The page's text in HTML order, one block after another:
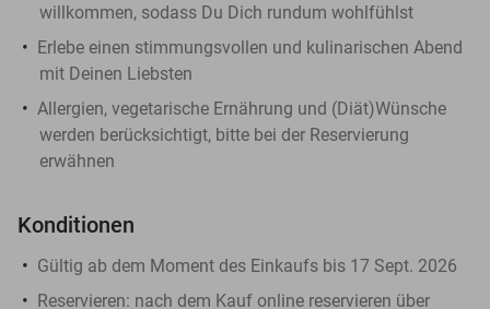
willkommen, sodass Du Dich rundum wohlfühlst
Erlebe einen stimmungsvollen und kulinarischen Abend
mit Deinen Liebsten
Allergien, vegetarische Ernährung und (Diät)Wünsche
werden berücksichtigt, bitte bei der Reservierung
erwähnen
Konditionen
Gültig ab dem Moment des Einkaufs bis 17 Sept. 2026
Reservieren: nach dem Kauf online reservieren über